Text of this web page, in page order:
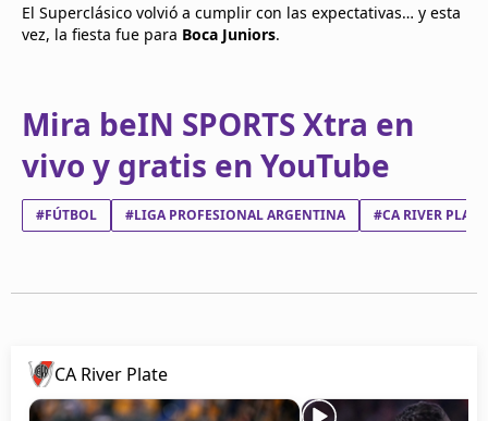
El Superclásico volvió a cumplir con las expectativas… y esta
vez, la fiesta fue para Boca Juniors.
Mira beIN SPORTS Xtra en
vivo y gratis en YouTube
#FÚTBOL #LIGA PROFESIONAL ARGENTINA #CA RIVER PLATE
CA River Plate